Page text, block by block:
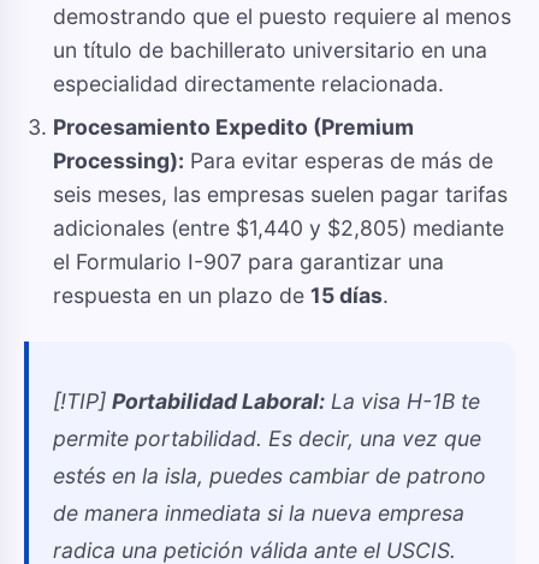
demostrando que el puesto requiere al menos
un título de bachillerato universitario en una
especialidad directamente relacionada.
Procesamiento Expedito (Premium
Processing): Para evitar esperas de más de
seis meses, las empresas suelen pagar tarifas
adicionales (entre $1,440 y $2,805) mediante
el Formulario I-907 para garantizar una
respuesta en un plazo de 15 días.
[!TIP] Portabilidad Laboral: La visa H-1B te
permite portabilidad. Es decir, una vez que
estés en la isla, puedes cambiar de patrono
de manera inmediata si la nueva empresa
radica una petición válida ante el USCIS.